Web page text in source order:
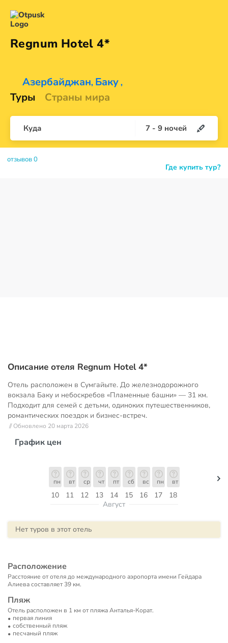
Regnum Hotel 4*
Азербайджан, Баку ,
Туры Страны мира
Куда 7 - 9 ночей
Где купить тур?
отзывов 0
Описание отеля Regnum Hotel 4*
Отель расположен в Сумгайыте. До железнодорожного
вокзала Баку и небоскребов «Пламенные башни» — 31 км.
Подходит для семей с детьми, одиноких путешественников,
романтических поездок и бизнес-встреч.
// Обновлено 20 марта 2026
График цен
10
пн
11
вт
12
ср
13
чт
14
пт
15
сб
16
вс
17
пн
18
вт
Август
Нет туров в этот отель
Расположение
Расстояние от отеля до международного аэропорта имени Гейдара
Алиева составляет 39 км.
Пляж
Отель расположен в 1 км от пляжа Анталья-Корат.
первая линия
собственный пляж
песчаный пляж